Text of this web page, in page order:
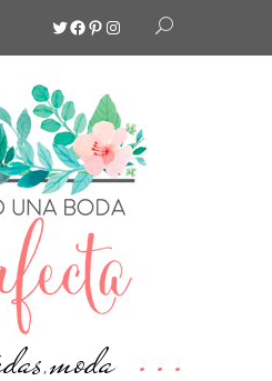
Twitter
Facebook
Pinterest
Instagram
,moda